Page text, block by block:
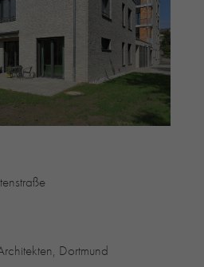
(SCHWEIZ)
Dortmund